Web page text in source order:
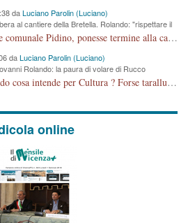
daLuciano Parolin (Luciano)
al cantiere della Bretella. Rolando: "rispettare il
Sarebbe ora che il consigliere comunale Pidino, ponesse termine alla campagna elettorale nel territorio del suo seggio Villaggio del Sole. La tiraca è iniziata, distruggerà 6 km di prateria ovest della città, ricca di fonti e sorgenti d'acqua. I cittadini di Maddalene non avranno più Pace la notte. Molta colpa per la costruzione di questa Strada è proprio del signor Rolando,dei suoi gazebo mobili e che vuol far passare questa opera VANDALICA come progetto "utile" a chi ? Non è cosa seria sig. Rolando!
daLuciano Parolin (Luciano)
Rolando: la paura di volare di Rucco
Vorrei sapere dal C.C. Rolando cosa intende per Cultura ? Forse tarallucci, vino e sagre, o spaghetti tricolori del PD ? Il continuo (s)parlare della mostra a Palazzo Chiericati caro consigliere DANNEGGIA FORTEMENTE l'immagine della città TUTTA e fa deviare i consensi che in RUSSIA (badi bene ex U.R.S.S.) sono ECCELLENTI. A livello artistico l'evento è di alta Valenza culturale, COMPITO di Tutta la Cittadinanza fare il possibile per propagandare l'iniziativa senza farne UN CASO PARTITICO come fa Lei da sempre. Meno Gazebo + Partecipazione! E così sia. Amen.
online